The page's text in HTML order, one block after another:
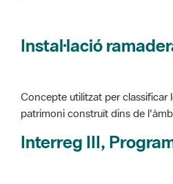
Instal·lació
Concepte utilitzat per classificar
patrimoni construït dins de
Interreg III,